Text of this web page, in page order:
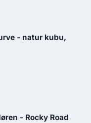
- natur kubu,
- Rocky Road